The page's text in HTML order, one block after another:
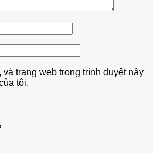
và trang web trong trình duyệt này
tôi.